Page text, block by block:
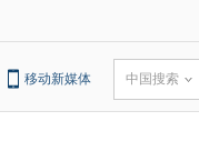
移动新媒体 中国搜索